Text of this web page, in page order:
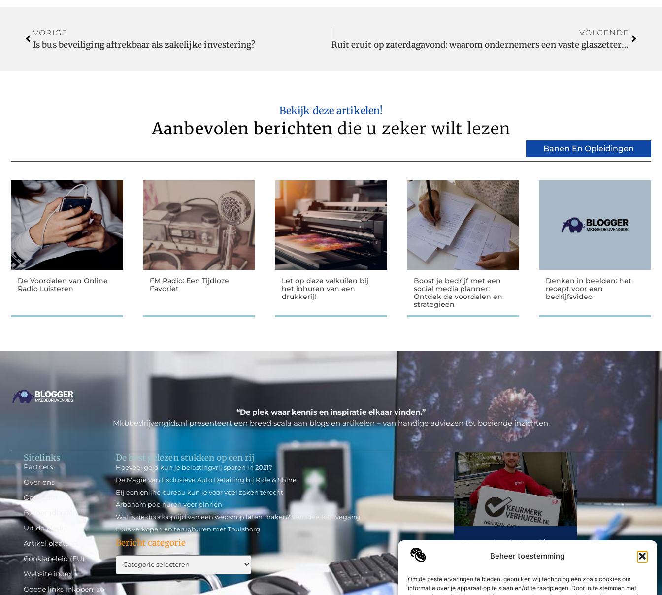
Beheer toestemming
Om de beste ervaringen te bieden, gebruiken wij technologieën zoals cookies om
informatie over je apparaat op te slaan en/of te raadplegen. Door in te stemmen met
VORIGE
Is bus beveiliging aftrekbaar als zakelijke investering?
VOLGENDE
Ruit eruit op zaterdagavond: waarom ondernemers een vaste glaszetter willen
Bekijk deze artikelen!
Aanbevolen berichten die u zeker wilt lezen
Banen En Opleidingen
De Voordelen van Online
Radio Luisteren
FM Radio: Een Tijdloze
Favoriet
Let op deze valkuilen bij
het inhuren van een
drukkerij!
Boost je bedrijf met een
social media planner:
Ontdek de voordelen en
strategieën
Denken in beelden: het
recept voor een
bedrijfsvideo
“De plek waar kennis en inspiratie elkaar vinden.”
Mkbbedrijvengids.nl presenteert een breed scala aan blogs en artikelen – van handige adviezen tot boeiende inzichten.
Sitelinks
Partners
Over ons
Ons team
Beroemdheden
Uit de Media
Artikel plaatsen
Cookiebeleid (EU)
Website index
Goede links inkopen: zo
De best gelezen stukken op een rij
Hoeveel geld kun je belastingvrij sparen in 2021?
De Magie van Exclusieve Auto Detailing bij Ride & Shine
Bij een online bureau kun je voor veel zaken terecht
Arbaham pop huren voor binnen
Wat is de doorlooptijd van een webshop laten maken? Van idee tot livegang
Huis verkopen en terughuren met Thuisborg
Bericht categorie
Keurmerkverhuizer; dé
verhuizer in uw regio
Neem contact met ons op